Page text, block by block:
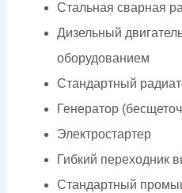
Стальная сварная
Дизельный
оборудованием
Стандартный
Генератор
Электростартер
Гибкий переходник
Стандартный